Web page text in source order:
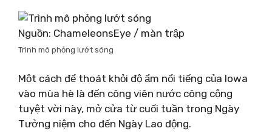
Nguồn: ChameleonsEye / màn trập
Trình mô phỏng lướt sóng
Một cách để thoát khỏi độ ẩm nổi tiếng của Iowa
vào mùa hè là đến công viên nước công cộng
tuyệt vời này, mở cửa từ cuối tuần trong Ngày
Tưởng niệm cho đến Ngày Lao động.